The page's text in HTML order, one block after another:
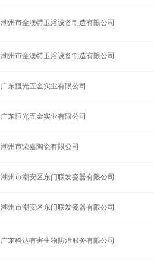
潮州市金澳特卫浴设备制造有限公司
潮州市金澳特卫浴设备制造有限公司
广东恒光五金实业有限公司
广东恒光五金实业有限公司
潮州市荣嘉陶瓷有限公司
潮州市潮安区东门联发瓷器有限公司
潮州市潮安区东门联发瓷器有限公司
广东科达有害生物防治服务有限公司